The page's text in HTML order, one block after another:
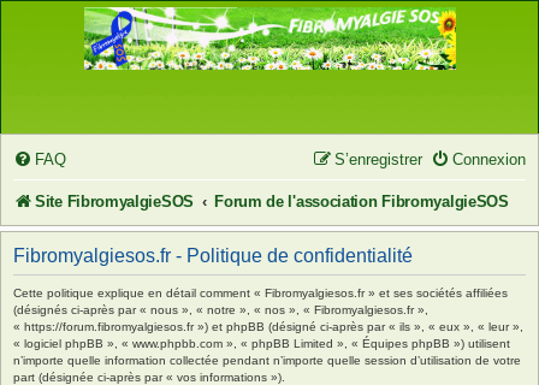
FAQ Connexion
S’enregistrer
Site FibromyalgieSOS Forum de l'association FibromyalgieSOS
Fibromyalgiesos.fr - Politique de confidentialité
Cette politique explique en détail comment « Fibromyalgiesos.fr » et ses sociétés affiliées
(désignés ci-après par « nous », « notre », « nos », « Fibromyalgiesos.fr »,
« https://forum.fibromyalgiesos.fr ») et phpBB (désigné ci-après par « ils », « eux », « leur »,
« logiciel phpBB », « www.phpbb.com », « phpBB Limited », « Équipes phpBB ») utilisent
n’importe quelle information collectée pendant n’importe quelle session d’utilisation de votre
part (désignée ci-après par « vos informations »).